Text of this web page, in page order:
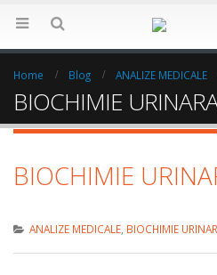
Home Blog ANALIZE MEDICALE
BIOCHIMIE
BIOCHIMIE
ANALIZE MEDICALE, BIOCHIMIE